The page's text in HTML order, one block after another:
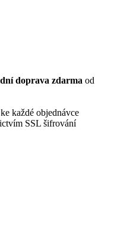
doprava zdarma od
ke každé objednávce
SSL šifrování